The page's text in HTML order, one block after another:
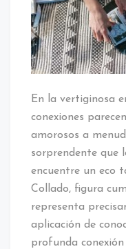
En la vertiginosa
conexiones
amorosos a
sorprendente que
encuentre un eco
Collado, figura
representa
aplicación de
profunda